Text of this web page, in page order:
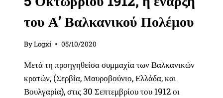
του Α’ Βαλκανικού Πολέμου
ByLogxi 05/10/2020
Μετά τη προηγηθείσα συμμαχία των Βαλκανικών
κρατών, (Σερβία, Μαυροβούνιο, Ελλάδα, και
Βουλγαρία), στις 30 Σεπτεμβρίου του 1912 οι